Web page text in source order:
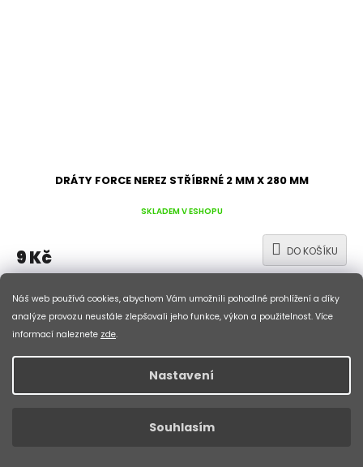
Náš web používá cookies, abychom Vám umožnili pohodlné prohlížení a díky
analýze provozu neustále zlepšovali jeho funkce, výkon a použitelnost. Více
informací naleznete zde.
Nastavení
Souhlasím
DRÁTY FORCE NEREZ STŘÍBRNÉ 2 MM X 280 MM
SKLADEM V ESHOPU
9 Kč DO KOŠÍKU
Sandvik Duplex - vysoce pevnostní a únavově